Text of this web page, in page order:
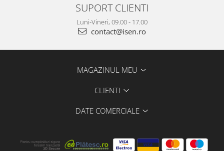
SUPORT CLIENTI
Luni-Vineri, 09.00 - 17.00
contact@isen.ro
MAGAZINUL MEU
CLIENTI
DATE COMERCIALE